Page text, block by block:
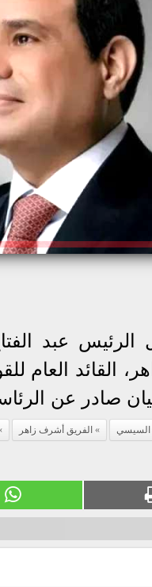
الرئيس عبد
القائد العام
صادر عن
السيسي الفريق أشرف زاهر